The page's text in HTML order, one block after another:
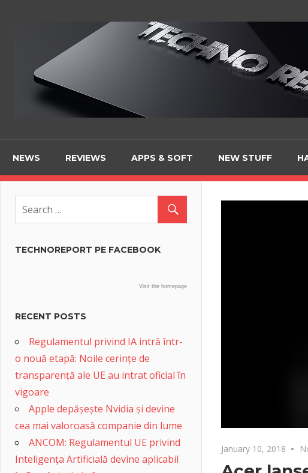
NEWS REVIEWS APPS & SOFT NEW STUFF
January 10, 2018
TECHNOREPORT PE FACEBOOK
Visit the homepage
RECENT POSTS
Regulamentul privind IA intră într-
o nouă etapă: Noile cerințe de
transparență ale UE au intrat oficial în
vigoare
Apple depășește Nvidia și devine
cea mai valoroasă companie din lume
ANCOM: Regulamentul UE privind
Inteligența Artificială devine aplicabil